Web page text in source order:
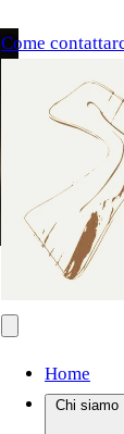
Come
Home